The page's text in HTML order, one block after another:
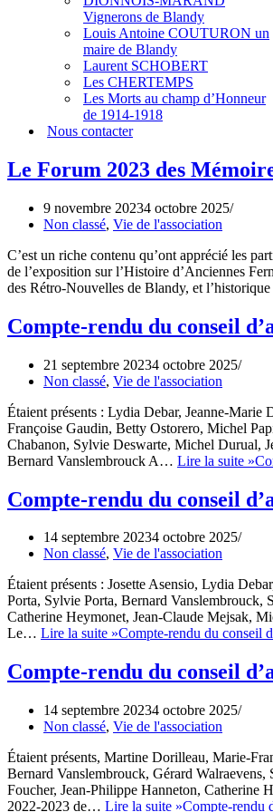
Vignerons de Blandy
Louis Antoine COUTURON un
maire de Blandy
Laurent SCHOBERT
Les CHERTEMPS
Les Morts au champ d’Honneur
de 1914-1918
Nous contacter
Le Forum 2023 des
9 novembre 20234 octobre 2025
Non classé, Vie de l'association
C’est un riche contenu qu’ont apprécié les
de l’exposition sur l’Histoire d’Anciennes
des Rétro-Nouvelles de Blandy, et
Compte-rendu du conseil
21 septembre 20234 octobre 2025
Non classé, Vie de l'association
Étaient présents : Lydia Debar, Jeanne-
Françoise Gaudin, Betty Ostorero, Michel
Chabanon, Sylvie Deswarte, Michel Durual,
Bernard Vanslembrouck A… Lire la suite »
Compte-rendu du conseil
14 septembre 20234 octobre 2025
Non classé, Vie de l'association
Étaient présents : Josette Asensio, Lydia
Porta, Sylvie Porta, Bernard Vanslembrouck,
Catherine Heymonet, Jean-Claude Mejsak,
Le… Lire la suite »Compte-rendu du conseil
Compte-rendu du conseil
14 septembre 20234 octobre 2025
Non classé, Vie de l'association
Étaient présents, Martine Dorilleau, Marie-
Bernard Vanslembrouck, Gérard
Foucher, Jean-Philippe Hanneton, Catherine
2022-2023 de… Lire la suite »Compte-rendu